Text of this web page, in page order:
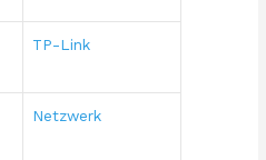
TP-Link
Netzwerk